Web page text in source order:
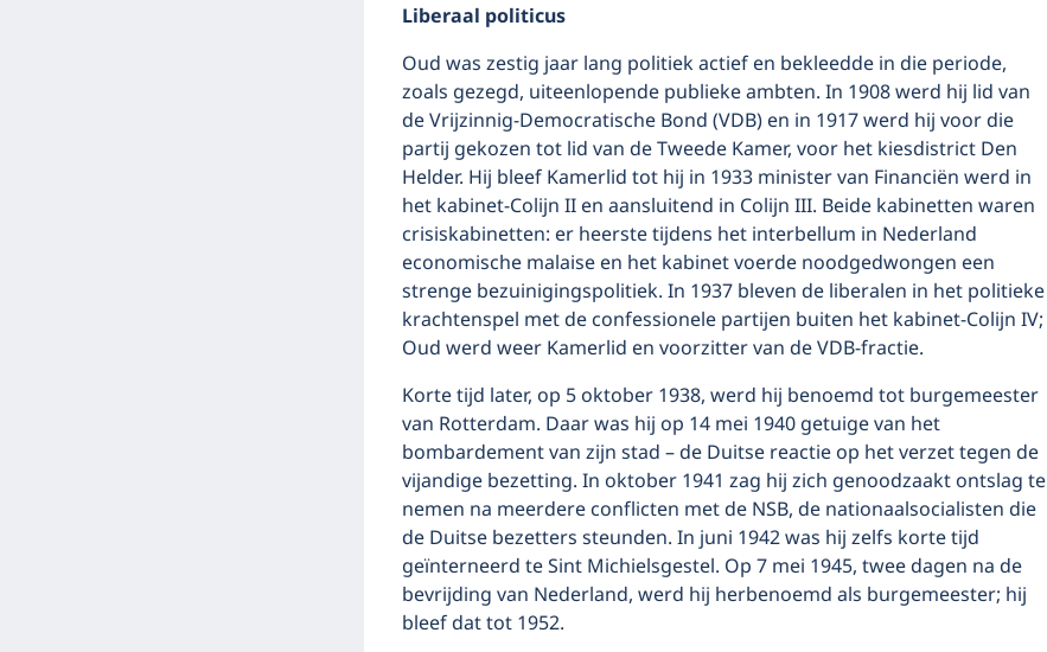
Liberaal politicus
Oud was zestig jaar lang politiek actief en bekleedde in die periode,
zoals gezegd, uiteenlopende publieke ambten. In 1908 werd hij lid van
de Vrijzinnig-Democratische Bond (VDB) en in 1917 werd hij voor die
partij gekozen tot lid van de Tweede Kamer, voor het kiesdistrict Den
Helder. Hij bleef Kamerlid tot hij in 1933 minister van Financiën werd in
het kabinet-Colijn II en aansluitend in Colijn III. Beide kabinetten waren
crisiskabinetten: er heerste tijdens het interbellum in Nederland
economische malaise en het kabinet voerde noodgedwongen een
strenge bezuinigingspolitiek. In 1937 bleven de liberalen in het politieke
krachtenspel met de confessionele partijen buiten het kabinet-Colijn IV;
Oud werd weer Kamerlid en voorzitter van de VDB-fractie.
Korte tijd later, op 5 oktober 1938, werd hij benoemd tot burgemeester
van Rotterdam. Daar was hij op 14 mei 1940 getuige van het
bombardement van zijn stad – de Duitse reactie op het verzet tegen de
vijandige bezetting. In oktober 1941 zag hij zich genoodzaakt ontslag te
nemen na meerdere conflicten met de NSB, de nationaalsocialisten die
de Duitse bezetters steunden. In juni 1942 was hij zelfs korte tijd
geïnterneerd te Sint Michielsgestel. Op 7 mei 1945, twee dagen na de
bevrijding van Nederland, werd hij herbenoemd als burgemeester; hij
bleef dat tot 1952.